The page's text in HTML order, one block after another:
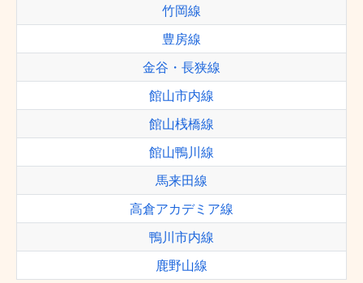
竹岡線
豊房線
金谷・長狭線
館山市内線
館山桟橋線
館山鴨川線
馬来田線
高倉アカデミア線
鴨川市内線
鹿野山線